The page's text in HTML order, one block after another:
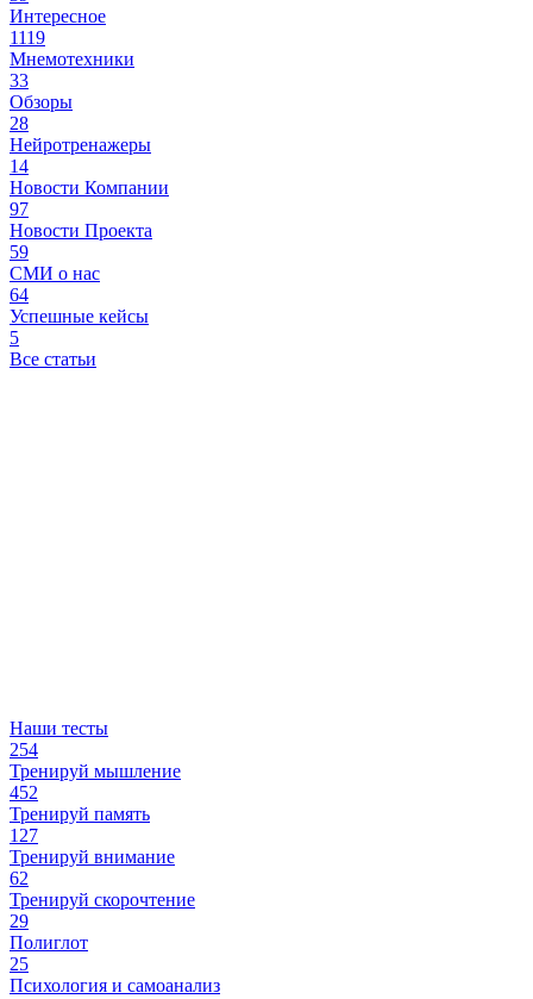
Интересное
1119
Мнемотехники
33
Обзоры
28
Нейротренажеры
14
Новости Компании
97
Новости Проекта
59
СМИ о нас
64
Успешные кейсы
5
Все статьи
Наши тесты
254
Тренируй мышление
452
Тренируй память
127
Тренируй внимание
62
Тренируй скорочтение
29
Полиглот
25
Психология и самоанализ